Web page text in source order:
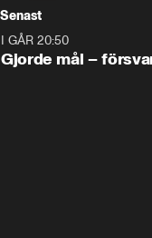
Senast
I GÅR 20:50
Gjorde mål –